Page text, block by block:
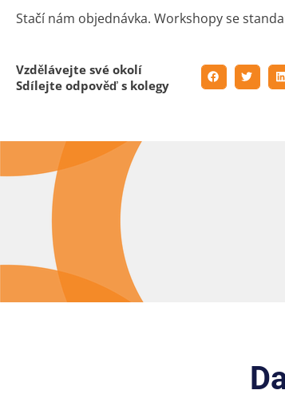
Stačí nám objednávka. Workshopy se
Vzdělávejte své okolí
Sdílejte odpověď s kolegy